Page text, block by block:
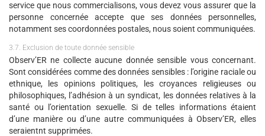
service que nous commercialisons, vous devez vous assurer que la
personne concernée accepte que ses données personnelles,
notamment ses coordonnées postales, nous soient communiquées.
3.7. Exclusion de toute donnée sensible
Observ’ER ne collecte aucune donnée sensible vous concernant.
Sont considérées comme des données sensibles : l’origine raciale ou
ethnique, les opinions politiques, les croyances religieuses ou
philosophiques, l’adhésion à un syndicat, les données relatives à la
santé ou l’orientation sexuelle. Si de telles informations étaient
d’une manière ou d’une autre communiquées à Observ’ER, elles
seraientnt supprimées.